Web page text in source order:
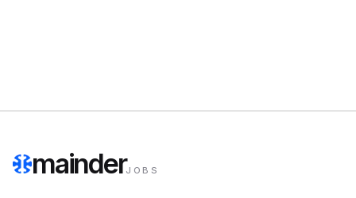
mainderJOBS